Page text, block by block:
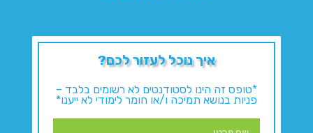
איך נוכל לעזור לכם?
*טופס זה הינו לסטודנטים לא רשומים בלבד –
פניות בנושא תמיכה ו/או חומר לימודי לא ייענו*